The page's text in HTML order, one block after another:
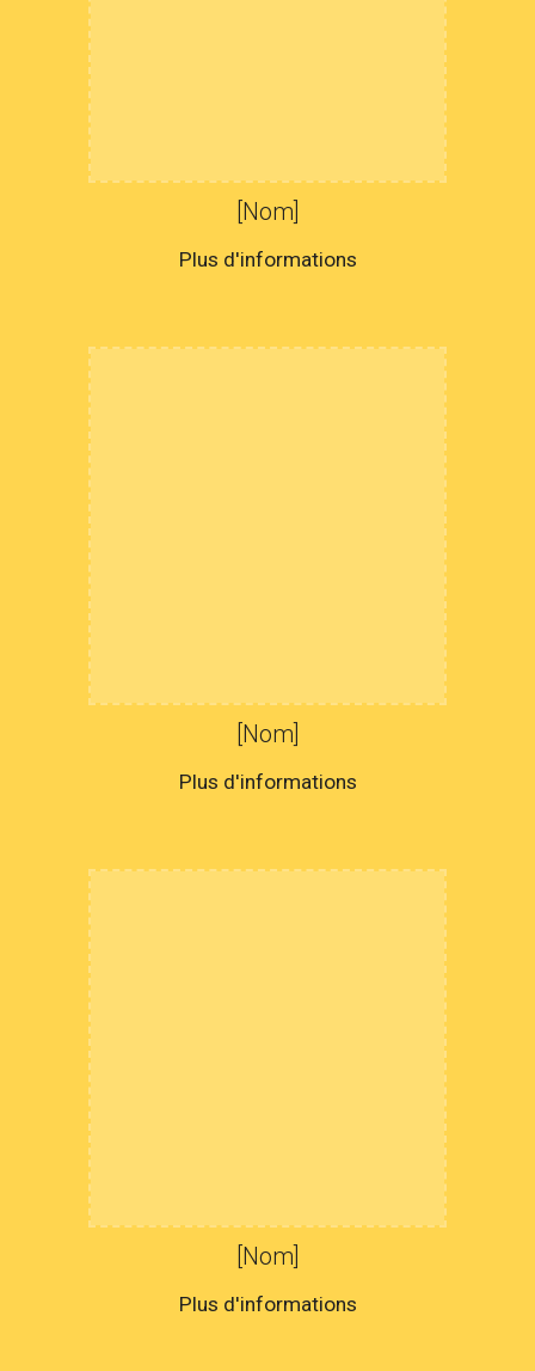
[Nom]
Plus d'informations
[Nom]
Plus d'informations
[Nom]
Plus d'informations